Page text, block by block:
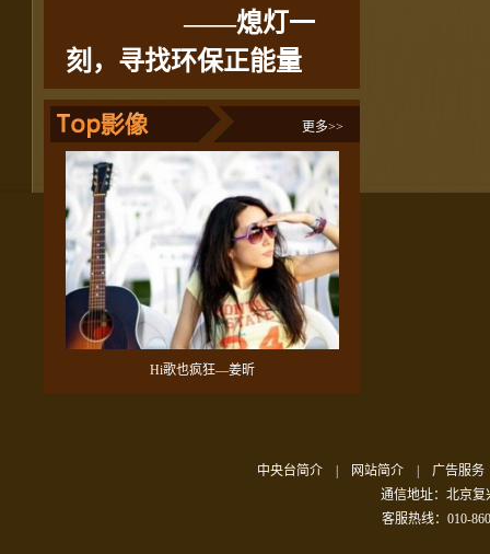
——熄灯一
刻，寻找环保正能量
更多>>
Hi歌也疯狂—姜昕
中央台简介 网站简介 广告服务
通信地址：北京复
客服热线：010-